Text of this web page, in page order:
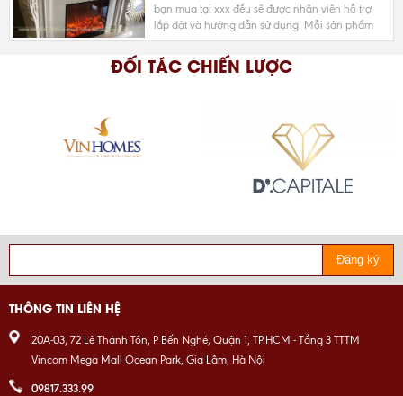
bạn mua tại xxx đều sẽ được nhân viên hỗ trợ
lắp đặt và hướng dẫn sử dụng. Mỗi sản phẩm
đều có những nét riêng biệt cần lưu ý
ĐỐI TÁC CHIẾN LƯỢC
Đăng ký
THÔNG TIN LIÊN HỆ
20A-03, 72 Lê Thánh Tôn, P Bến Nghé, Quận 1, TP.HCM - Tầng 3 TTTM
Vincom Mega Mall Ocean Park, Gia Lâm, Hà Nội
09817.333.99